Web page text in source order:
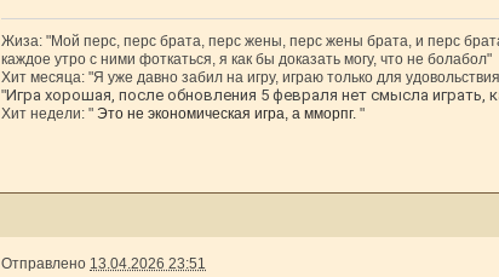
Жиза: "Мой перс, перс брата, перс жены, перс жены брата, и перс
каждое утро с ними фоткаться, я как бы доказать могу, что не болабол"
Хит месяца: "Я уже давно забил на игру, играю только для
"Игра хорошая, после обновления 5 февраля нет смысла играть,
Хит недели: " Это не экономическая игра, а мморпг."
Отправлено 13.04.2026 23:51